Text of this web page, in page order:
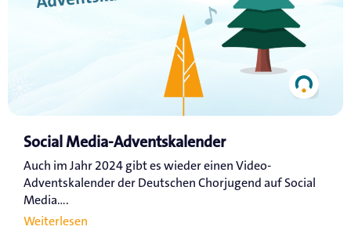
Social Media-Adventskalender
Auch im Jahr 2024 gibt es wieder einen Video-
Adventskalender der Deutschen Chorjugend auf Social
Media....
Weiterlesen